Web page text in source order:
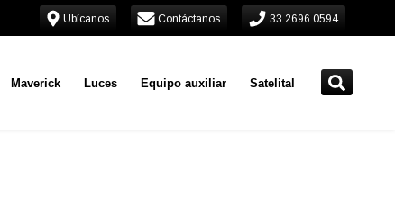
Ubícanos Contáctanos 33 2696 0594
Maverick Luces Equipo auxiliar Satelital